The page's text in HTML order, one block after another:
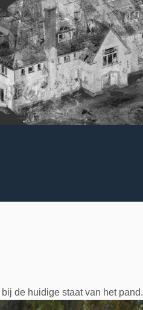
de huidige staat van het pand.